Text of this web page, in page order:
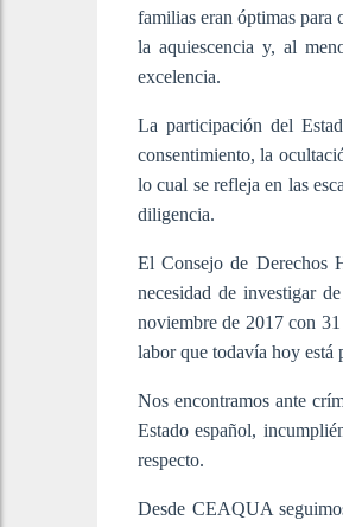
familias eran óptimas para
la aquiescencia y, al
excelencia.
La participación del
consentimiento, la
lo cual se refleja en las
diligencia.
El Consejo de Derechos
necesidad de investigar
noviembre de 2017 con
labor que todavía hoy está
Nos encontramos ante
Estado español,
respecto.
Desde CEAQUA